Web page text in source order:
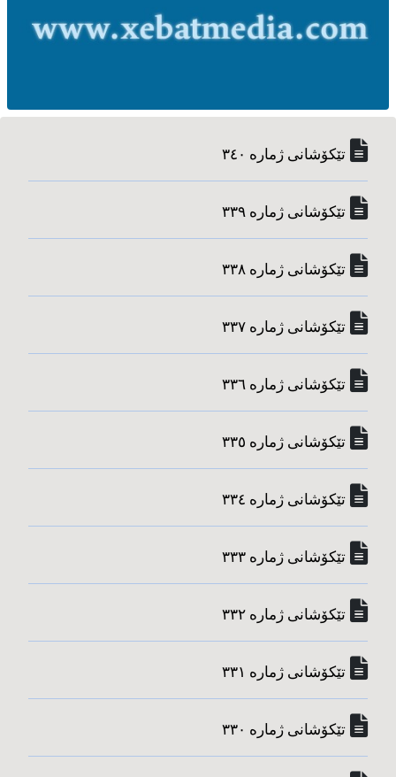
تێکۆشانی ژماره‌ ٣٤٠
تێکۆشانی ژماره‌ ٣٣٩
تێکۆشانی ژماره‌ ٣٣٨
تێکۆشانی ژماره‌ ٣٣٧
تێکۆشانی ژماره‌ ٣٣٦
تێکۆشانی ژماره‌ ٣٣٥
تێکۆشانی ژماره‌ ٣٣٤
تێکۆشانی ژماره‌ ٣٣٣
تێکۆشانی ژماره‌ ٣٣٢
تێکۆشانی ژماره‌ ٣٣١
تێکۆشانی ژماره‌ ٣٣٠